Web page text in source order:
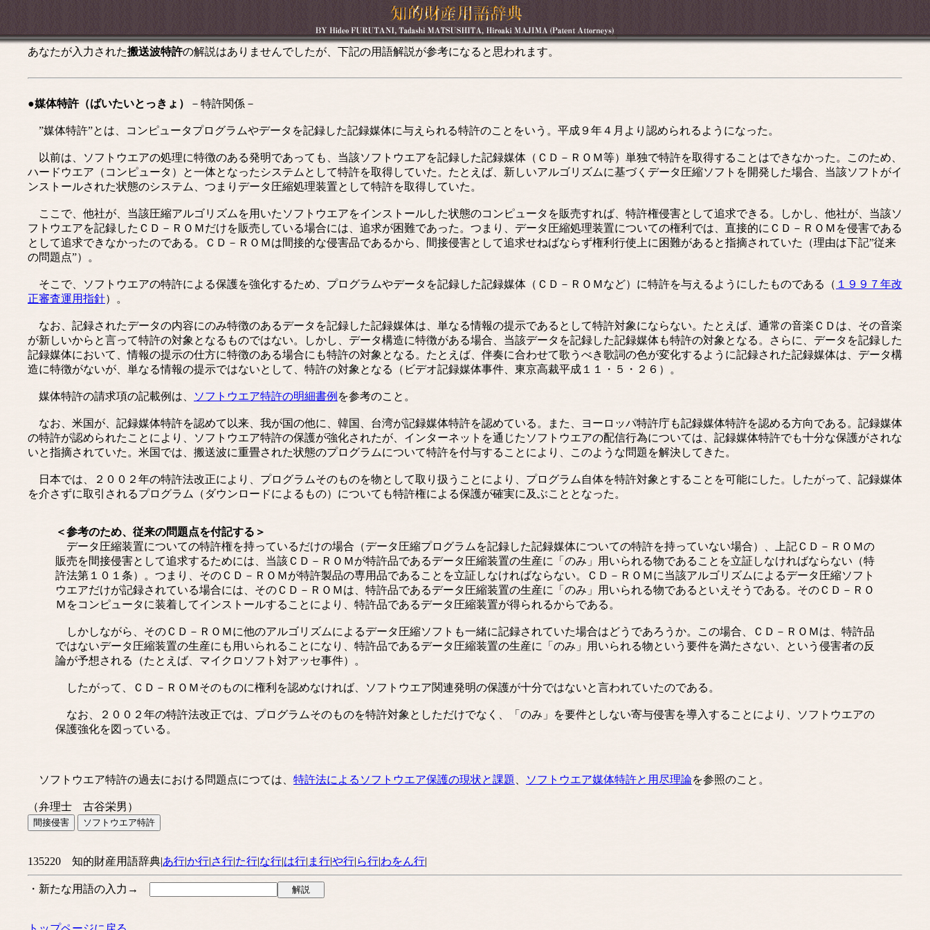
あなたが入力された搬送波特許の解説はありませんでしたが、下記の用語解説が参考になると思われます。
●媒体特許（ばいたいとっきょ） －特許関係－
”媒体特許”とは、コンピュータプログラムやデータを記録した記録媒体に与えられる特許のことをいう。平成９年４月より認められるようになった。
以前は、ソフトウエアの処理に特徴のある発明であっても、当該ソフトウエアを記録した記録媒体（ＣＤ－ＲＯＭ等）単独で特許を取得することはできなかった。このため、
ハードウエア（コンピュータ）と一体となったシステムとして特許を取得していた。たとえば、新しいアルゴリズムに基づくデータ圧縮ソフトを開発した場合、当該ソフトがイ
ンストールされた状態のシステム、つまりデータ圧縮処理装置として特許を取得していた。
ここで、他社が、当該圧縮アルゴリズムを用いたソフトウエアをインストールした状態のコンピュータを販売すれば、特許権侵害として追求できる。しかし、他社が、当該ソ
フトウエアを記録したＣＤ－ＲＯＭだけを販売している場合には、追求が困難であった。つまり、データ圧縮処理装置についての権利では、直接的にＣＤ－ＲＯＭを侵害である
として追求できなかったのである。ＣＤ－ＲＯＭは間接的な侵害品であるから、間接侵害として追求せねばならず権利行使上に困難があると指摘されていた（理由は下記”従来
の問題点”）。
そこで、ソフトウエアの特許による保護を強化するため、プログラムやデータを記録した記録媒体（ＣＤ－ＲＯＭなど）に特許を与えるようにしたものである（ １９９７年改
正審査運用指針）。
なお、記録されたデータの内容にのみ特徴のあるデータを記録した記録媒体は、単なる情報の提示であるとして特許対象にならない。たとえば、通常の音楽ＣＤは、その音楽
が新しいからと言って特許の対象となるものではない。しかし、データ構造に特徴がある場合、当該データを記録した記録媒体も特許の対象となる。さらに、データを記録した
記録媒体において、情報の提示の仕方に特徴のある場合にも特許の対象となる。たとえば、伴奏に合わせて歌うべき歌詞の色が変化するように記録された記録媒体は、データ構
造に特徴がないが、単なる情報の提示ではないとして、特許の対象となる（ビデオ記録媒体事件、東京高裁平成１１・５・２６）。
媒体特許の請求項の記載例は、 ソフトウエア特許の明細書例 を参考のこと。
なお、米国が、記録媒体特許を認めて以来、我が国の他に、韓国、台湾が記録媒体特許を認めている。また、ヨーロッパ特許庁も記録媒体特許を認める方向である。記録媒体
の特許が認められたことにより、ソフトウエア特許の保護が強化されたが、インターネットを通じたソフトウエアの配信行為については、記録媒体特許でも十分な保護がされな
いと指摘されていた。米国では、搬送波に重畳された状態のプログラムについて特許を付与することにより、このような問題を解決してきた。
日本では、２００２年の特許法改正により、プログラムそのものを物として取り扱うことにより、プログラム自体を特許対象とすることを可能にした。したがって、記録媒体
を介さずに取引されるプログラム（ダウンロードによるもの）についても特許権による保護が確実に及ぶこととなった。
＜参考のため、従来の問題点を付記する＞
データ圧縮装置についての特許権を持っているだけの場合（データ圧縮プログラムを記録した記録媒体についての特許を持っていない場合）、上記ＣＤ－ＲＯＭの
販売を間接侵害として追求するためには、当該ＣＤ－ＲＯＭが特許品であるデータ圧縮装置の生産に「のみ」用いられる物であることを立証しなければならない（特
許法第１０１条）。つまり、そのＣＤ－ＲＯＭが特許製品の専用品であることを立証しなければならない。ＣＤ－ＲＯＭに当該アルゴリズムによるデータ圧縮ソフト
ウエアだけが記録されている場合には、そのＣＤ－ＲＯＭは、特許品であるデータ圧縮装置の生産に「のみ」用いられる物であるといえそうである。そのＣＤ－ＲＯ
Ｍをコンピュータに装着してインストールすることにより、特許品であるデータ圧縮装置が得られるからである。
しかしながら、そのＣＤ－ＲＯＭに他のアルゴリズムによるデータ圧縮ソフトも一緒に記録されていた場合はどうであろうか。この場合、ＣＤ－ＲＯＭは、特許品
ではないデータ圧縮装置の生産にも用いられることになり、特許品であるデータ圧縮装置の生産に「のみ」用いられる物という要件を満たさない、という侵害者の反
論が予想される（たとえば、マイクロソフト対アッセ事件）。
したがって、ＣＤ－ＲＯＭそのものに権利を認めなければ、ソフトウエア関連発明の保護が十分ではないと言われていたのである。
なお、２００２年の特許法改正では、プログラムそのものを特許対象としただけでなく、「のみ」を要件としない寄与侵害を導入することにより、ソフトウエアの
保護強化を図っている。
ソフトウエア特許の過去における問題点につては、 特許法によるソフトウエア保護の現状と課題 ソフトウエア媒体特許と用尽理論を参照のこと。
（弁理士 古谷栄男）
135220 知的財産用語辞典|あ行|か行|さ行|た行|な行|は行| ま行|や行|ら行|わをん行|
・新たな用語の入力→